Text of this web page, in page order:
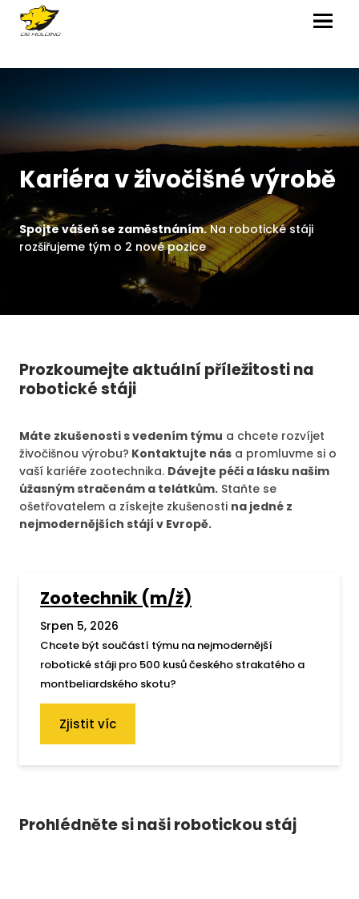
MENU
Kariéra v živočišné výrobě
Spojte vášeň se zaměstnáním.Na robotické stáji
rozšiřujeme tým o 2 nové pozice
Prozkoumejte aktuální příležitosti na
robotické stáji
Máte zkušenosti s vedením týmu a chcete rozvíjet
živočišnou výrobu? Kontaktujte nás a promluvme si o
vaší kariéře zootechnika. Dávejte péči a lásku našim
úžasným stračenám a telátkům. Staňte se
ošetřovatelem a získejte zkušenosti na jedné z
nejmodernějších stájí v Evropě.
Zootechnik (m/ž)
Srpen 5, 2026
Chcete být součástí týmu na nejmodernější
robotické stáji pro 500 kusů českého strakatého a
montbeliardského skotu?
Zjistit víc
Prohlédněte si naši robotickou stáj